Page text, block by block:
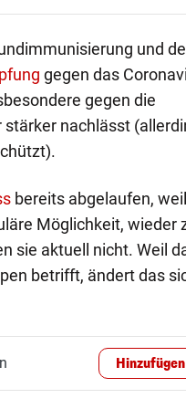
und
gegen das
gegen die
nachlässt
bereits abgelaufen,
Möglichkeit, wieder
sie aktuell nicht. Weil
betrifft, ändert das
Hinzufügen